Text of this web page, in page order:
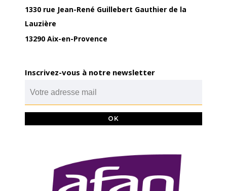
1330 rue Jean-René Guillebert Gauthier de la
Lauzière
13290 Aix-en-Provence
Inscrivez-vous à notre newsletter